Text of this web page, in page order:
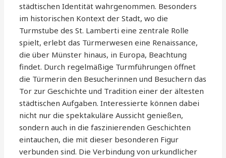
städtischen Identität wahrgenommen. Besonders
im historischen Kontext der Stadt, wo die
Turmstube des St. Lamberti eine zentrale Rolle
spielt, erlebt das Türmerwesen eine Renaissance,
die über Münster hinaus, in Europa, Beachtung
findet. Durch regelmäßige Turmführungen öffnet
die Türmerin den Besucherinnen und Besuchern das
Tor zur Geschichte und Tradition einer der ältesten
städtischen Aufgaben. Interessierte können dabei
nicht nur die spektakuläre Aussicht genießen,
sondern auch in die faszinierenden Geschichten
eintauchen, die mit dieser besonderen Figur
verbunden sind. Die Verbindung von urkundlicher